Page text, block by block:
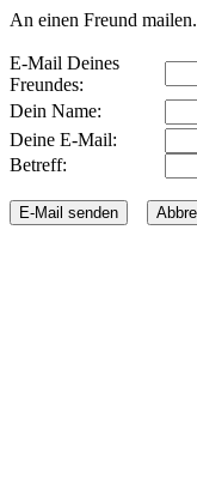
An einen Freund mailen.
E-Mail Deines
Freundes:
Dein Name:
Deine E-Mail:
Betreff: